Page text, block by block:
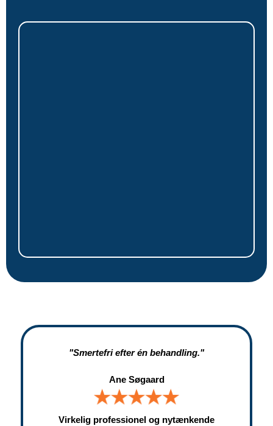
"Smertefri efter én behandling."
Ane Søgaard
Virkelig professionel og nytænkende